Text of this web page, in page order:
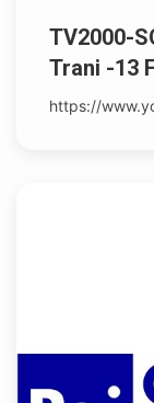
TV2000-
Trani -13
https://